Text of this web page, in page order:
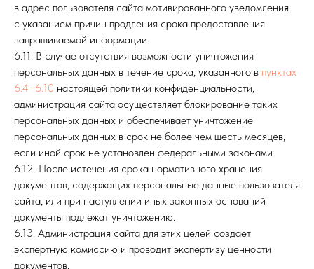
в адрес пользователя сайта мотивированного уведомления
с указанием причин продления срока предоставления
запрашиваемой информации.
6.11. В случае отсутствия возможности уничтожения
персональных данных в течение срока, указанного в пунктах
6.4−6.10 настоящей политики конфиденциальности,
администрация сайта осуществляет блокирование таких
персональных данных и обеспечивает уничтожение
персональных данных в срок не более чем шесть месяцев,
если иной срок не установлен федеральными законами.
6.12. После истечения срока нормативного хранения
документов, содержащих персональные данные пользователя
сайта, или при наступлении иных законных оснований
документы подлежат уничтожению.
6.13. Администрация сайта для этих целей создает
экспертную комиссию и проводит экспертизу ценности
документов.